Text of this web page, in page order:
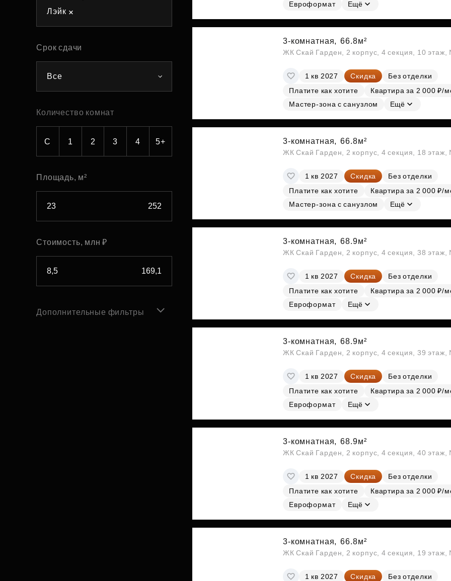
Рефинансирование
Субсидии
Лэйк
Срок сдачи
Все
Количество комнат
С 1 2 3 4 5+
Площадь, м²
Стоимость, млн ₽
Дополнительные фильтры
Евроформат
Ещё
3-комнатная, 66.8м²
ЖК Скай Гарден, 2 корпус, 4 секция, 10
1 кв 2027 Скидка
Без отделки
Платите как хотите
Квартира за 2 000 ₽/
Мастер-зона с санузлом
Ещё
3-комнатная, 66.8м²
ЖК Скай Гарден, 2 корпус, 4 секция, 18
1 кв 2027 Скидка
Без отделки
Платите как хотите
Квартира за 2 000 ₽/
Мастер-зона с санузлом
Ещё
3-комнатная, 68.9м²
ЖК Скай Гарден, 2 корпус, 4 секция, 38
1 кв 2027 Скидка
Без отделки
Платите как хотите
Квартира за 2 000 ₽/
Евроформат
Ещё
3-комнатная, 68.9м²
ЖК Скай Гарден, 2 корпус, 4 секция, 39
1 кв 2027 Скидка
Без отделки
Платите как хотите
Квартира за 2 000 ₽/
Евроформат
Ещё
3-комнатная, 68.9м²
ЖК Скай Гарден, 2 корпус, 4 секция, 40
1 кв 2027 Скидка
Без отделки
Платите как хотите
Квартира за 2 000 ₽/
Евроформат
Ещё
3-комнатная, 66.8м²
ЖК Скай Гарден, 2 корпус, 4 секция, 19
1 кв 2027 Скидка
Без отделки